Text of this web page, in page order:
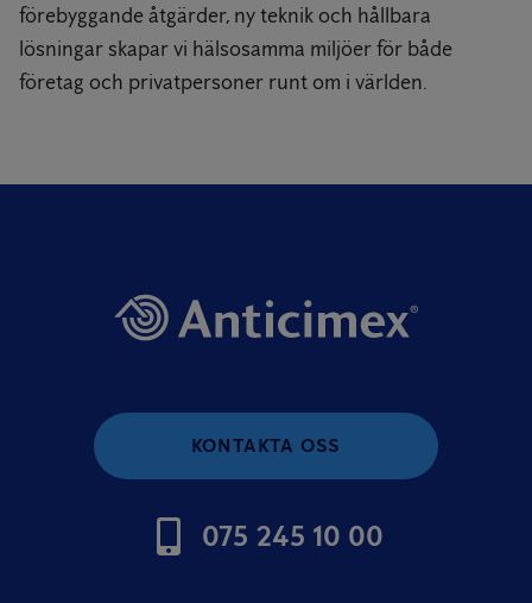
förebyggande åtgärder, ny teknik och hållbara
lösningar skapar vi hälsosamma miljöer för både
företag och privatpersoner runt om i världen.
KONTAKTA OSS
075 245 10 00